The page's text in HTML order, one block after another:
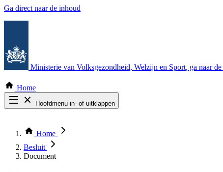
Ga direct naar de inhoud
Ministerie van Volksgezondheid, Welzijn en Sport, ga naar
Home
Hoofdmenu in- of uitklappen
Thema COVID-19
Bekijk per bestuursorgaan
Home
Besluit
Document